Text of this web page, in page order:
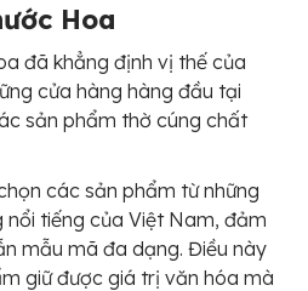
Hoa
đã khẳng định vị thế của
cửa hàng hàng đầu tại
sản phẩm thờ cúng chất
các sản phẩm từ những
tiếng của Việt Nam, đảm
mẫu mã đa dạng. Điều này
giữ được giá trị văn hóa mà